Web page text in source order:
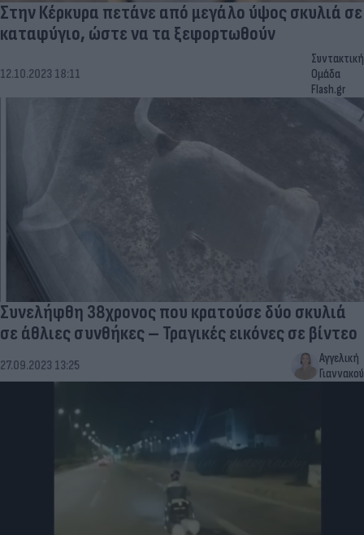
Στην Κέρκυρα πετάνε από μεγάλο ύψος σκυλιά σε
καταφύγιο, ώστε να τα ξεφορτωθούν
12.10.2023 18:11
Συντακτική
Ομάδα
Flash.gr
Συνελήφθη 38χρονος που κρατούσε δύο σκυλιά
σε άθλιες συνθήκες – Τραγικές εικόνες σε βίντεο
27.09.2023 13:25
Αγγελική
Γιαννακού